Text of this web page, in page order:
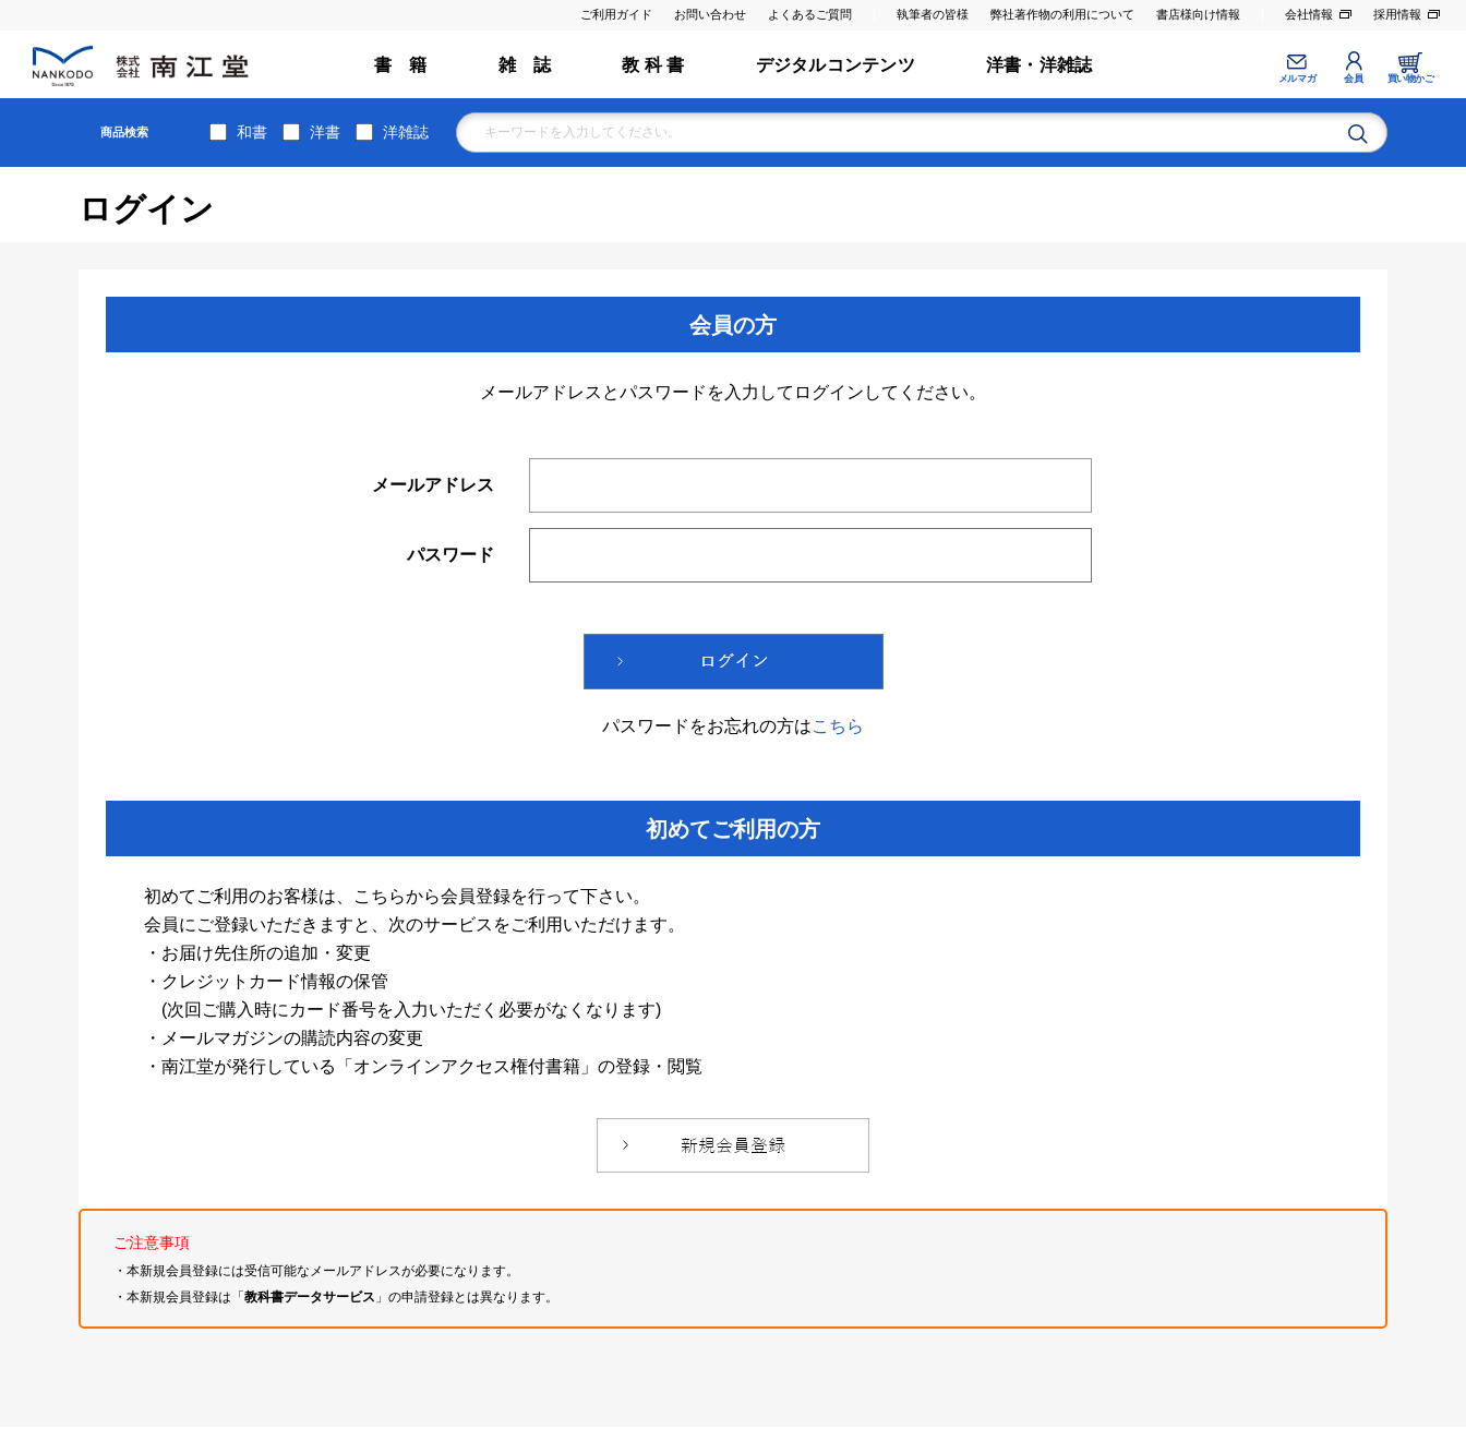
ご利用ガイド お問い合わせ よくあるご質問 執筆者の皆様 弊社著作物の利用について 書店様向け情報 会社情報 採用情報
書 籍 雑 誌 教 科 書 デジタルコンテンツ 洋書・洋雑誌
メルマガ 会員 買い物かご
商品検索 和書 洋書 洋雑誌
ログイン
会員の方
メールアドレスとパスワードを入力してログインしてください。
メールアドレス
パスワード
パスワードをお忘れの方はこちら
初めてご利用の方
初めてご利用のお客様は、こちらから会員登録を行って下さい。
会員にご登録いただきますと、次のサービスをご利用いただけます。
・お届け先住所の追加・変更
・クレジットカード情報の保管
(次回ご購入時にカード番号を入力いただく必要がなくなります)
・メールマガジンの購読内容の変更
・南江堂が発行している「オンラインアクセス権付書籍」の登録・閲覧
ご注意事項
・本新規会員登録には受信可能なメールアドレスが必要になります。
・本新規会員登録は「教科書データサービス 」の申請登録とは異なります。